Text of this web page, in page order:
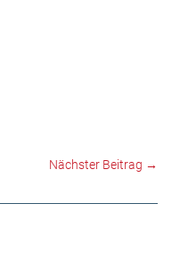
Nächster Beitrag →